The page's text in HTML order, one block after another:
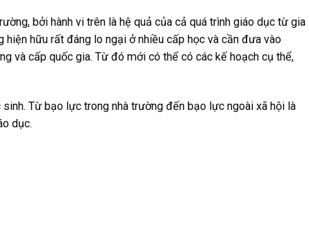
bởi hành vi trên là hệ quả của cả quá trình giáo dục từ gia
hữu rất đáng lo ngại ở nhiều cấp học và cần đưa vào
và cấp quốc gia. Từ đó mới có thể có các kế hoạch cụ thể,
Từ bạo lực trong nhà trường đến bạo lực ngoài xã hội là
dục.